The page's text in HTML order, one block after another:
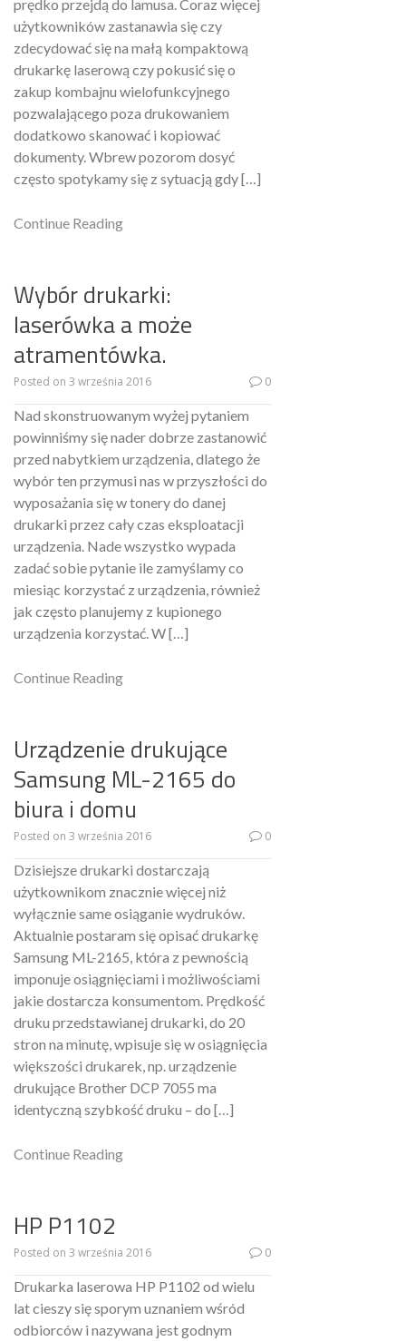
prędko przejdą do lamusa. Coraz więcej
użytkowników zastanawia się czy
zdecydować się na małą kompaktową
drukarkę laserową czy pokusić się o
zakup kombajnu wielofunkcyjnego
pozwalającego poza drukowaniem
dodatkowo skanować i kopiować
dokumenty. Wbrew pozorom dosyć
często spotykamy się z sytuacją gdy […]
Continue Reading
Wybór drukarki:
laserówka a może
atramentówka.
Posted on 3 września 2016 0
Nad skonstruowanym wyżej pytaniem
powinniśmy się nader dobrze zastanowić
przed nabytkiem urządzenia, dlatego że
wybór ten przymusi nas w przyszłości do
wyposażania się w tonery do danej
drukarki przez cały czas eksploatacji
urządzenia. Nade wszystko wypada
zadać sobie pytanie ile zamyślamy co
miesiąc korzystać z urządzenia, również
jak często planujemy z kupionego
urządzenia korzystać. W […]
Continue Reading
Urządzenie drukujące
Samsung ML-2165 do
biura i domu
Posted on 3 września 2016 0
Dzisiejsze drukarki dostarczają
użytkownikom znacznie więcej niż
wyłącznie same osiąganie wydruków.
Aktualnie postaram się opisać drukarkę
Samsung ML-2165, która z pewnością
imponuje osiągnięciami i możliwościami
jakie dostarcza konsumentom. Prędkość
druku przedstawianej drukarki, do 20
stron na minutę, wpisuje się w osiągnięcia
większości drukarek, np. urządzenie
drukujące Brother DCP 7055 ma
identyczną szybkość druku – do […]
Continue Reading
HP P1102
Posted on 3 września 2016 0
Drukarka laserowa HP P1102 od wielu
lat cieszy się sporym uznaniem wśród
odbiorców i nazywana jest godnym